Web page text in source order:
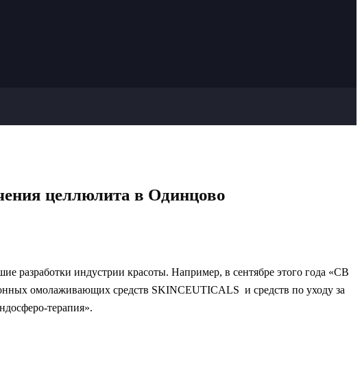
целлюлита в Одинцово
разработки индустрии красоты. Например, в сентябре этого года «СВ
омолаживающих средств SKINCEUTICALS и средств по уходу за
терапия».